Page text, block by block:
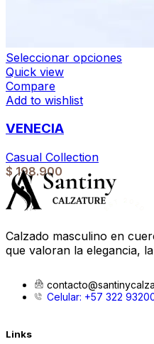
Seleccionar opciones
Quick view
Compare
Add to wishlist
VENECIA
Casual Collection
$ 198.900
Calzado masculino en
que valoran la elegancia,
Celular: +57 322
Links